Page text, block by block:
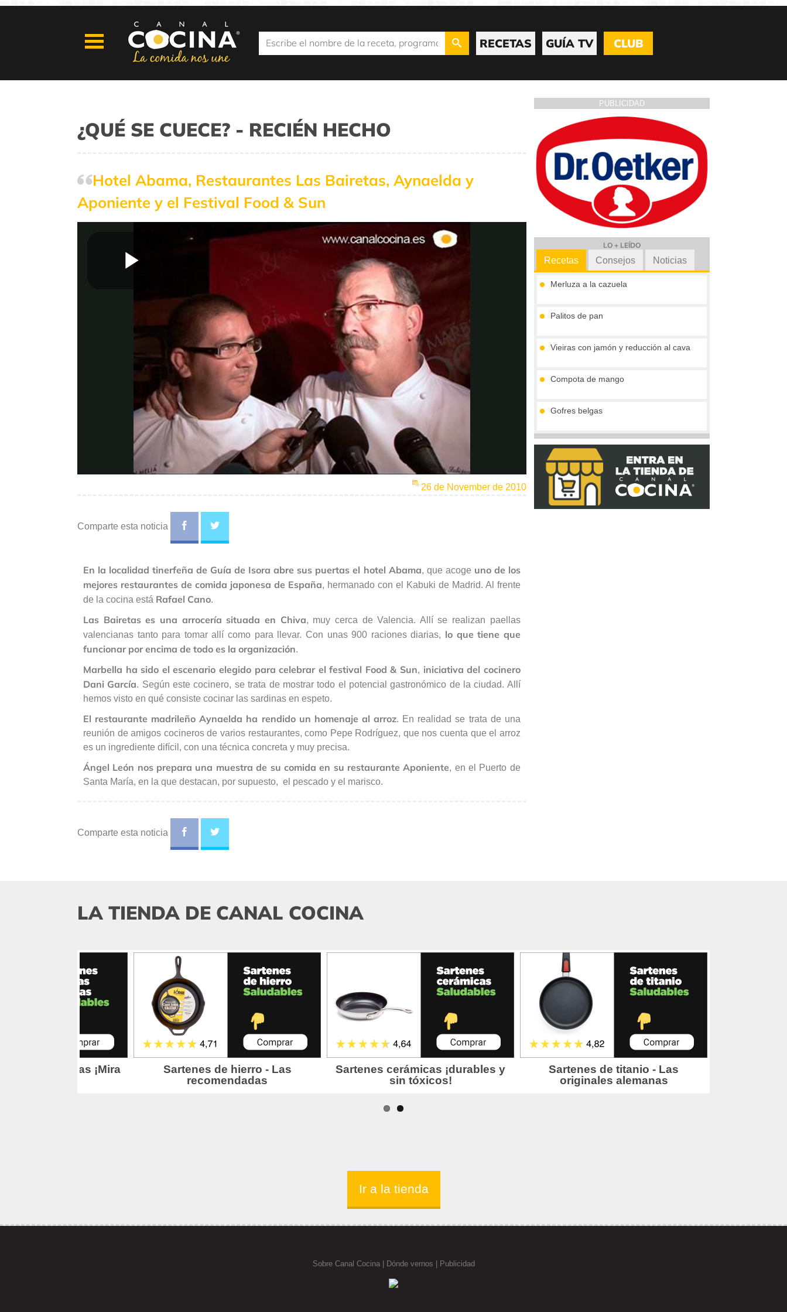
RECETAS GUÍA TV CLUB
¿QUÉ SE CUECE? - RECIÉN HECHO
Hotel Abama, Restaurantes Las Bairetas, Aynaelda y
Aponiente y el Festival Food & Sun
Play
Video
26 de November de 2010
Comparte esta noticia
En la localidad tinerfeña de Guía de Isora abre sus puertas el hotel Abama, que acoge uno de los
mejores restaurantes de comida japonesa de España, hermanado con el Kabuki de Madrid. Al frente
de la cocina está Rafael Cano.
Las Bairetas es una arrocería situada en Chiva, muy cerca de Valencia. Allí se realizan paellas
valencianas tanto para tomar allí como para llevar. Con unas 900 raciones diarias, lo que tiene que
funcionar por encima de todo es la organización.
Marbella ha sido el escenario elegido para celebrar el festival Food & Sun, iniciativa del cocinero
Dani García. Según este cocinero, se trata de mostrar todo el potencial gastronómico de la ciudad. Allí
hemos visto en qué consiste cocinar las sardinas en espeto.
El restaurante madrileño Aynaelda ha rendido un homenaje al arroz. En realidad se trata de una
reunión de amigos cocineros de varios restaurantes, como Pepe Rodríguez, que nos cuenta que el arroz
es un ingrediente difícil, con una técnica concreta y muy precisa.
Ángel León nos prepara una muestra de su comida en su restaurante Aponiente, en el Puerto de
Santa María, en la que destacan, por supuesto, el pescado y el marisco.
Comparte esta noticia
PUBLICIDAD
LO + LEÍDO
Recetas
Merluza a la cazuela
Palitos de pan
Vieiras con jamón y reducción al cava
Compota de mango
Gofres belgas
Tronco de chocolate y turrón (sin gluten)
Consejos Noticias
LA TIENDA DE CANAL COCINA
Ir a la tienda
Sobre Canal Cocina| Dónde vernos | Publicidad